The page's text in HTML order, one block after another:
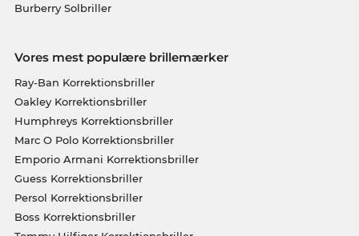
Burberry Solbriller
Vores mest populære brillemærker
Ray-Ban Korrektionsbriller
Oakley Korrektionsbriller
Humphreys Korrektionsbriller
Marc O Polo Korrektionsbriller
Emporio Armani Korrektionsbriller
Guess Korrektionsbriller
Persol Korrektionsbriller
Boss Korrektionsbriller